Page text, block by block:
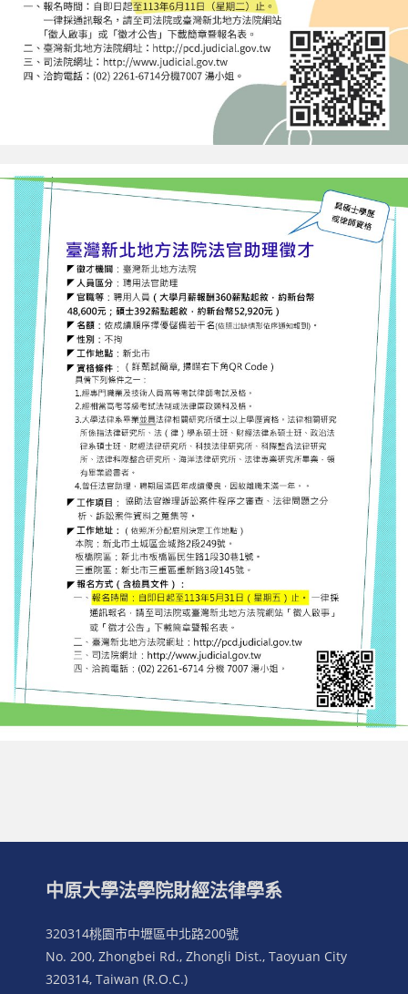
中原大學法學院財經法律學系
320314桃園市中壢區中北路200號
No. 200, Zhongbei Rd., Zhongli Dist., Taoyuan City
320314, Taiwan (R.O.C.)